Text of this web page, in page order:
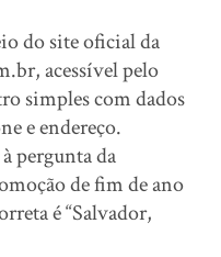
do site oficial da
acessível pelo
simples com dados
e endereço.
pergunta da
de fim de ano
é “Salvador,